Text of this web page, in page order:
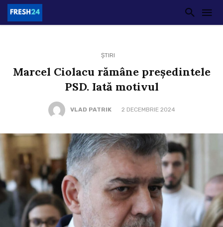
ȘTIRI
Marcel Ciolacu rămâne președintele
PSD. Iată motivul
VLAD PATRIK 2 DECEMBRIE 2024